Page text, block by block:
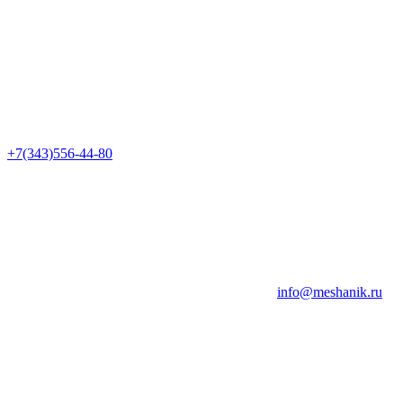
+7(343)556-44-80
info@meshanik.ru